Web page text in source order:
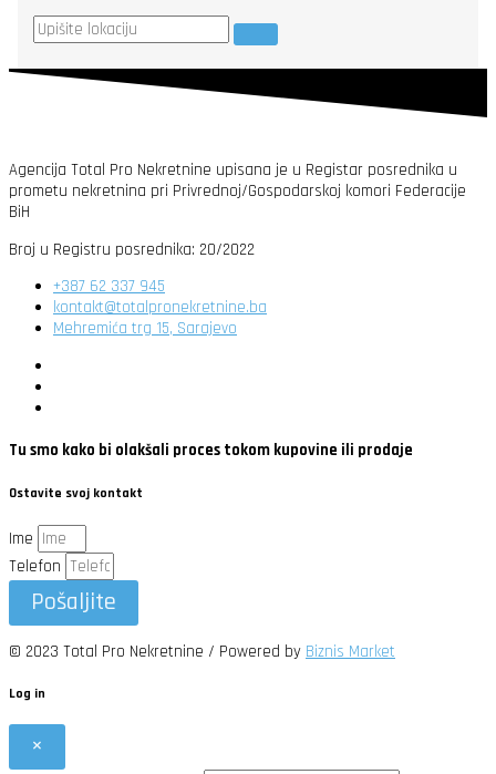
Agencija Total Pro Nekretnine upisana je u Registar posrednika u
prometu nekretnina pri Privrednoj/Gospodarskoj komori Federacije
BiH
Broj u Registru posrednika: 20/2022
+387 62 337 945
kontakt@totalpronekretnine.ba
Mehremića trg 15, Sarajevo
Tu smo kako bi olakšali proces tokom kupovine ili prodaje
Ostavite svoj kontakt
Ime
Telefon
Pošaljite
© 2023 Total Pro Nekretnine / Powered by Biznis Market
Log in
×